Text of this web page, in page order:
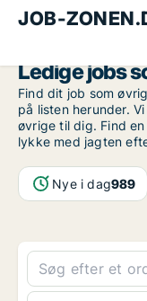
JOB-
Ledige jobs
Find dit job som
på listen herunder.
øvrige til dig. Find
lykke med jagten
Nye i dag989